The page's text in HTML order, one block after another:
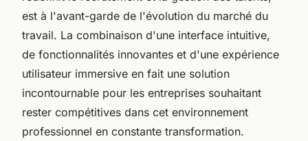
est à l'avant-garde de l'évolution du marché du
travail. La combinaison d'une interface intuitive,
de fonctionnalités innovantes et d'une expérience
utilisateur immersive en fait une solution
incontournable pour les entreprises souhaitant
rester compétitives dans cet environnement
professionnel en constante transformation.